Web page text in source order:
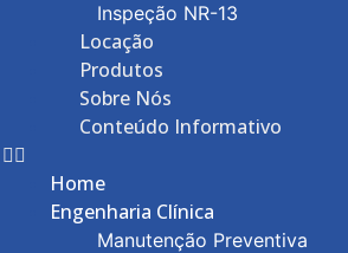
Inspeção NR-13
Locação
Produtos
Sobre Nós
Conteúdo Informativo
Home
Engenharia Clínica
Manutenção Preventiva